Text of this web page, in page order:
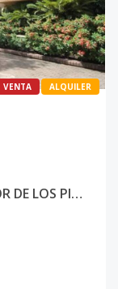
VENTA ALQUILER
CASA EN ALQUILER Y VENTA, SECTOR DE LOS PINOS.